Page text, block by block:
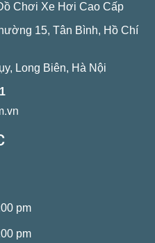
Chơi Xe Hơi Cao Cấp
15, Tân Bình, Hồ Chí
Long Biên, Hà Nội
pm
pm